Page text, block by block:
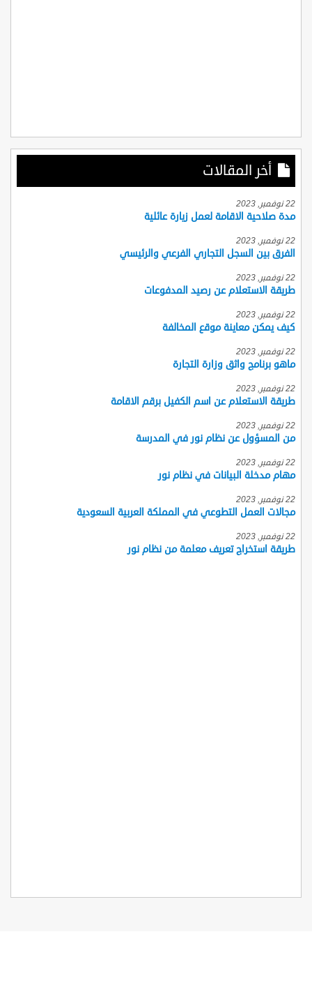
أخر المقالات
22 نوفمبر, 2023
مدة صلاحية الاقامة لعمل زيارة عائلية
22 نوفمبر, 2023
الفرق بين السجل التجاري الفرعي والرئيسي
22 نوفمبر, 2023
طريقة الاستعلام عن رصيد المدفوعات
22 نوفمبر, 2023
كيف يمكن معاينة موقع المخالفة
22 نوفمبر, 2023
ماهو برنامج واثق وزارة التجارة
22 نوفمبر, 2023
طريقة الاستعلام عن اسم الكفيل برقم الاقامة
22 نوفمبر, 2023
من المسؤول عن نظام نور في المدرسة
22 نوفمبر, 2023
مهام مدخلة البيانات في نظام نور
22 نوفمبر, 2023
مجالات العمل التطوعي في المملكة العربية السعودية
22 نوفمبر, 2023
طريقة استخراج تعريف معلمة من نظام نور